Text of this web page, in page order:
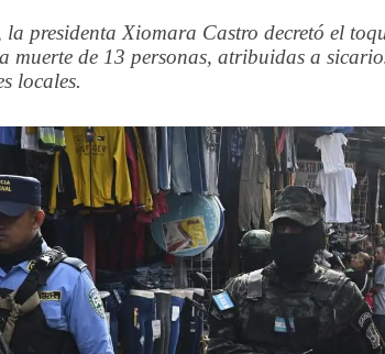
presidenta Xiomara Castro decretó el
muerte de 13 personas, atribuidas a
locales.